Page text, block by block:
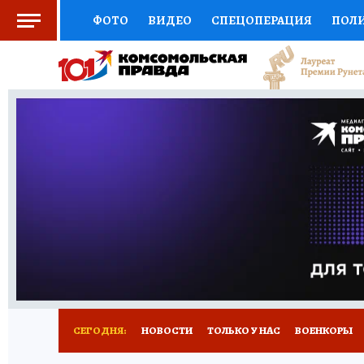
ФОТО ВИДЕО СПЕЦОПЕРАЦИЯ
СОЦПОДДЕРЖКА НАУКА СПОРТ
ВЫБОР ЭКСПЕРТОВ ДОКТОР
ПРОГНОЗЫ НА СПОРТ
НОВОЕ
СЕГОДНЯ: НОВОСТИ ТОЛЬКО У НАС ВОЕНКОРЫ